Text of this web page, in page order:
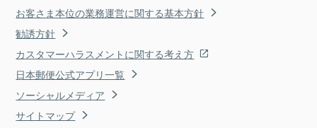
お客さま本位の業務運営に関する基本方針
勧誘方針
カスタマーハラスメントに関する考え方
日本郵便公式アプリ一覧
ソーシャルメディア
サイトマップ